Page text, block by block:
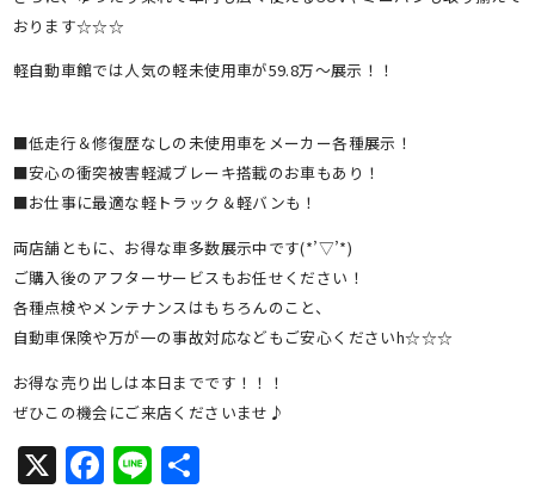
おります☆☆☆
軽自動車館では人気の軽未使用車が59.8万～展示！！
■低走行＆修復歴なしの未使用車をメーカー各種展示！
■安心の衝突被害軽減ブレーキ搭載のお車もあり！
■お仕事に最適な軽トラック＆軽バンも！
両店舗ともに、お得な車多数展示中です(*’▽’*)
ご購入後のアフターサービスもお任せください！
各種点検やメンテナンスはもちろんのこと、
自動車保険や万が一の事故対応などもご安心くださいh☆☆☆
お得な売り出しは本日までです！！！
ぜひこの機会にご来店くださいませ♪
X Facebook
Line共